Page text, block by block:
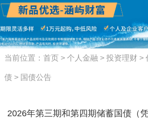
当前位置： 首页> 个人金融 > 投资理财 >
债> 国债公告
2026年第三期和第四期储蓄国债（